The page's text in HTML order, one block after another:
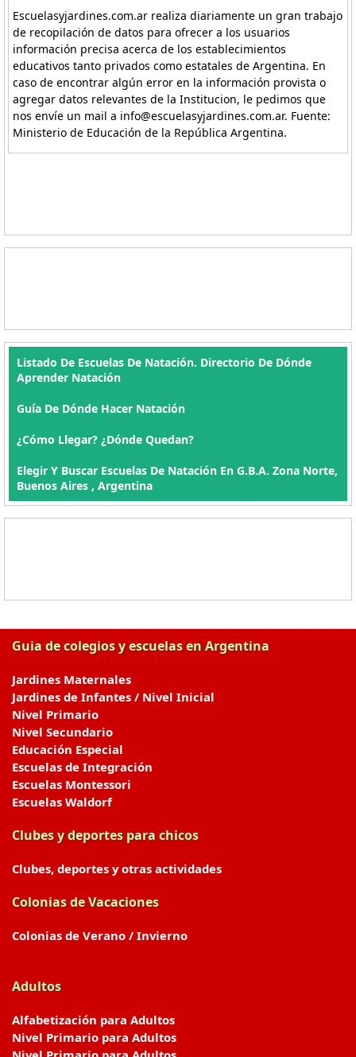
Escuelasyjardines.com.ar realiza diariamente un gran trabajo
de recopilación de datos para ofrecer a los usuarios
información precisa acerca de los establecimientos
educativos tanto privados como estatales de Argentina. En
caso de encontrar algún error en la información provista o
agregar datos relevantes de la Institucion, le pedimos que
nos envíe un mail a info@escuelasyjardines.com.ar. Fuente:
Ministerio de Educación de la República Argentina.
Listado De Escuelas De Natación. Directorio De Dónde
Aprender Natación
Guía De Dónde Hacer Natación
¿Cómo Llegar? ¿Dónde Quedan?
Elegir Y Buscar Escuelas De Natación En G.B.A. Zona Norte,
Buenos Aires , Argentina
Guia de colegios y escuelas en Argentina
Jardines Maternales
Jardines de Infantes / Nivel Inicial
Nivel Primario
Nivel Secundario
Educación Especial
Escuelas de Integración
Escuelas Montessori
Escuelas Waldorf
Clubes y deportes para chicos
Clubes, deportes y otras actividades
Colonias de Vacaciones
Colonias de Verano / Invierno
Adultos
Alfabetización para Adultos
Nivel Primario para Adultos